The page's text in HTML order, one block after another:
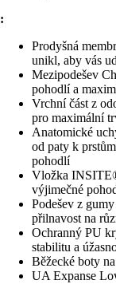
:
Prodyšná
unikl, aby vás
Mezipodešev
pohodlí a
Vrchní část z
pro maximální
Anatomické
od paty k
pohodlí
Vložka
výjimečné
Podešev z
přilnavost na
Ochranný PU
stabilitu a
Běžecké boty
UA Expanse